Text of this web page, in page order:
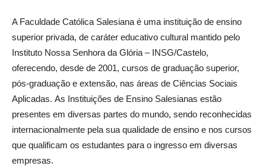
A Faculdade Católica Salesiana é uma instituição de ensino
superior privada, de caráter educativo cultural mantido pelo
Instituto Nossa Senhora da Glória – INSG/Castelo,
oferecendo, desde de 2001, cursos de graduação superior,
pós-graduação e extensão, nas áreas de Ciências Sociais
Aplicadas. As Instituições de Ensino Salesianas estão
presentes em diversas partes do mundo, sendo reconhecidas
internacionalmente pela sua qualidade de ensino e nos cursos
que qualificam os estudantes para o ingresso em diversas
empresas.